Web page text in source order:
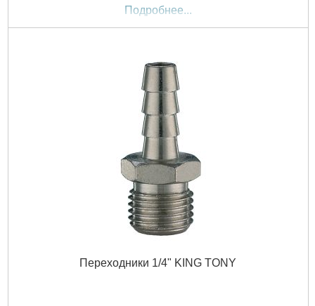
Подробнее...
Переходники 1/4" KING TONY